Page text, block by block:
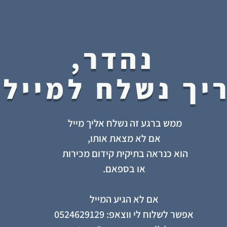
נהדר,
נשלח
ממש ברגע זה נשלח אליך מייל
אם לא מצאת אותו,
הוא כנראה בתיקית קידום מכירות
או בספאם.
אם לא הגיע המייל
אפשר לשלוח לי ווצאפ: 0524629129